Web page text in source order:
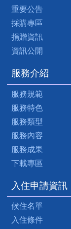
重要公告
採購專區
捐贈資訊
資訊公開
服務介紹
服務規範
服務特色
服務類型
服務內容
服務成果
下載專區
入住申請資訊
候住名單
入住條件